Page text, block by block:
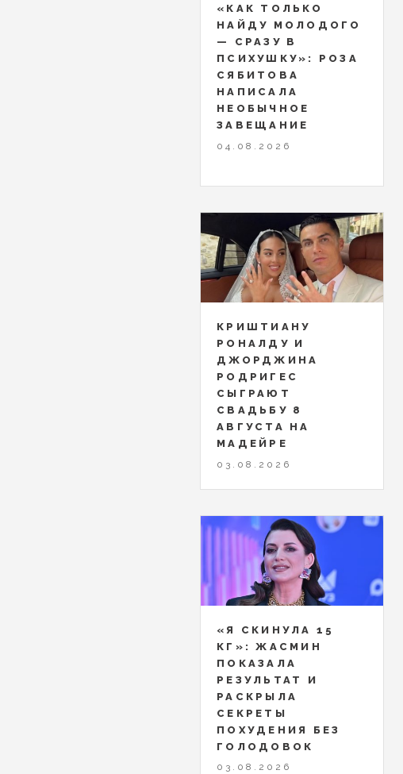
«КАК ТОЛЬКО
НАЙДУ МОЛОДОГО
— СРАЗУ В
ПСИХУШКУ»: РОЗА
СЯБИТОВА
НАПИСАЛА
НЕОБЫЧНОЕ
ЗАВЕЩАНИЕ
04.08.2026
КРИШТИАНУ
РОНАЛДУ И
ДЖОРДЖИНА
РОДРИГЕС
СЫГРАЮТ
СВАДЬБУ 8
АВГУСТА НА
МАДЕЙРЕ
03.08.2026
«Я СКИНУЛА 15
КГ»: ЖАСМИН
ПОКАЗАЛА
РЕЗУЛЬТАТ И
РАСКРЫЛА
СЕКРЕТЫ
ПОХУДЕНИЯ БЕЗ
ГОЛОДОВОК
03.08.2026